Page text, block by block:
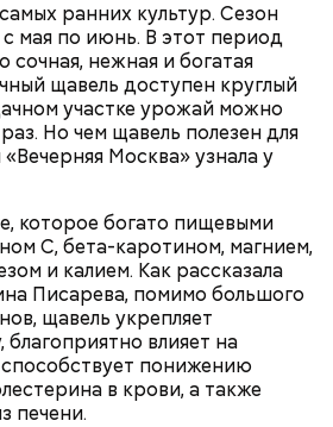
ранних культур. Сезон
с мая по июнь. В этот период
сочная, нежная и богатая
щавель доступен круглый
участке урожай можно
Но чем щавель полезен для
Москва» узнала у
которое богато пищевыми
С, бета-каротином, магнием,
и калием. Как рассказала
Писарева, помимо большого
щавель укрепляет
влияет на
понижению
в крови, а также
печени.
РАСТЕНИЯ